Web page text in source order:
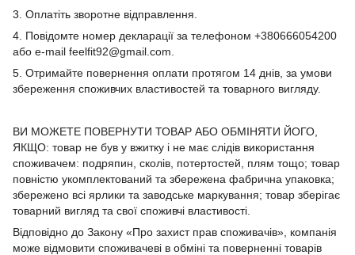
3. Оплатіть зворотне відправлення.
4. Повідомте номер декларації за телефоном +380666054200
або e-mail feelfit92@gmail.com.
5. Отримайте повернення оплати протягом 14 днів, за умови
збереження споживчих властивостей та товарного вигляду.
ВИ МОЖЕТЕ ПОВЕРНУТИ ТОВАР АБО ОБМІНЯТИ ЙОГО,
ЯКЩО: товар не був у вжитку і не має слідів використання
споживачем: подряпин, сколів, потертостей, плям тощо; товар
повністю укомплектований та збережена фабрична упаковка;
збережено всі ярлики та заводське маркування; товар зберігає
товарний вигляд та свої споживчі властивості.
Відповідно до Закону «Про захист прав споживачів», компанія
може відмовити споживачеві в обміні та поверненні товарів